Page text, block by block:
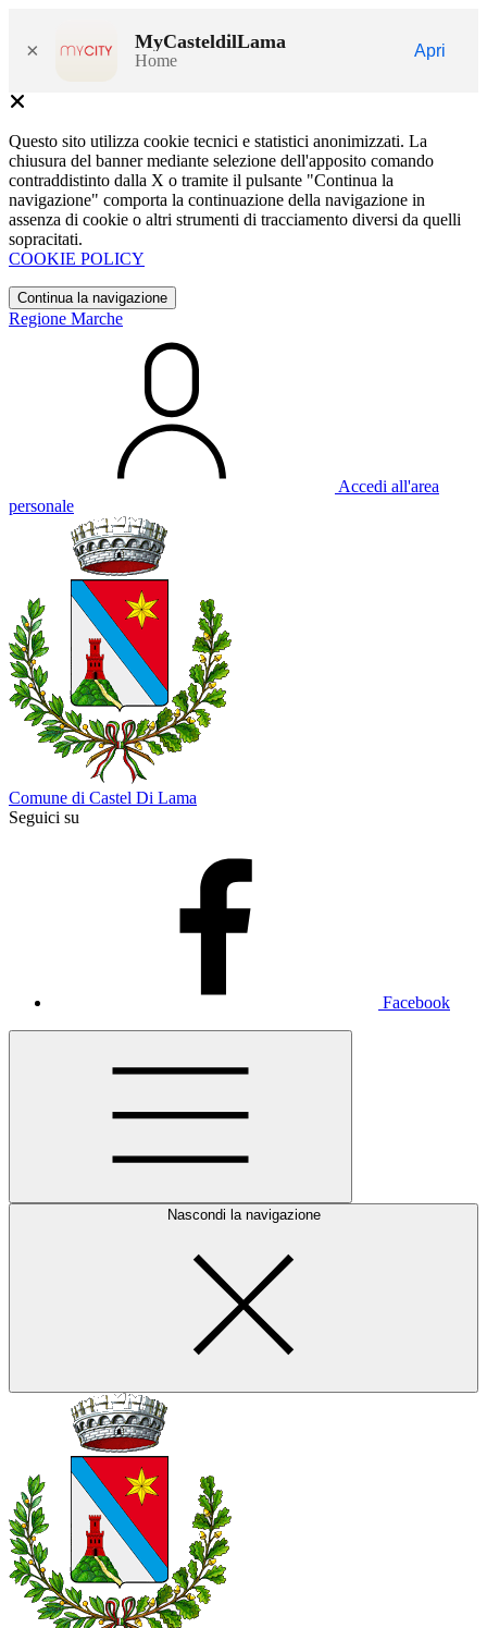
× MyCasteldilLama
Home
Apri
Questo sito utilizza cookie tecnici e statistici anonimizzati. La
chiusura del banner mediante selezione dell'apposito comando
contraddistinto dalla X o tramite il pulsante "Continua la
navigazione" comporta la continuazione della navigazione in
assenza di cookie o altri strumenti di tracciamento diversi da quelli
sopracitati.
COOKIE POLICY
Continua la navigazione
Regione Marche
Accedi all'area
personale
Comune di Castel Di Lama
Seguici su
Facebook
Nascondi la navigazione